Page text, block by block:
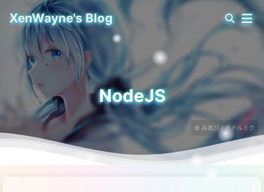
XenWayne's Blog
NodeJS
© みあぴ / ボトルミク